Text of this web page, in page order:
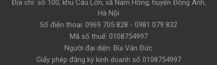
nội - ngoại thay thế cho xe Kia
Sedona
Hd Việt cung cấpẮc Quy Emtrac Plustốt bảo hành 18
tháng và nhiều hãng ắc quy khác như Emtrac Plus,
Amaron, Varta, Delkor .. Cho Xe Sedona máy dầu. Phục
Địa chỉ: số 100, khu Cầu Lớn, xã Nam Hồng, huyện Đông Anh,
Hà Nội
Số điện thoại: 0969 705 828 - 0981 079 832
Mã số thuế: 0108754997
Người đại diện: Bùi Văn Đức
Giấy phép đăng ký kinh doanh số 0108754997